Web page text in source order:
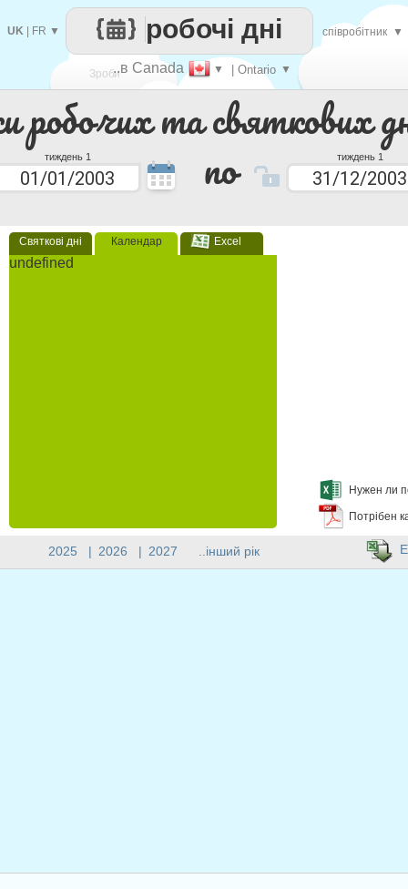
робочих та святкових
тиждень 1 по тиждень 1
Святкові дні Календар Excel
undefined
Нужен ли
Потрібен
Зроби
кожен
..в Canada ▼ | Ontario ▼
робочі дні
UK FR ▼ співробітник ▼
2025 | 2026 | 2027 ..інший рік